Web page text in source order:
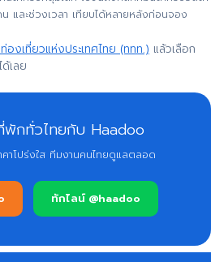
และช่วงเวลา เทียบได้หลายหลังก่อนจอง
องเที่ยวแห่งประเทศไทย (ททท.) แล้วเลือก
เลย
กทั่วไทยกับ Haadoo
าโปร่งใส ทีมงานคนไทยดูแลตลอด
ทักไลน์ @haadoo